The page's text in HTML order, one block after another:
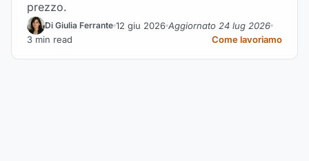
prezzo.
Di Giulia Ferrante 12 giu 2026 Aggiornato 24 lug 2026
3 min read
Come lavoriamo